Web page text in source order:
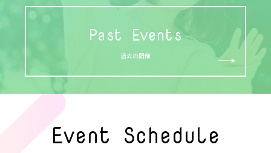
Past Events
過去の開催
Event Schedule